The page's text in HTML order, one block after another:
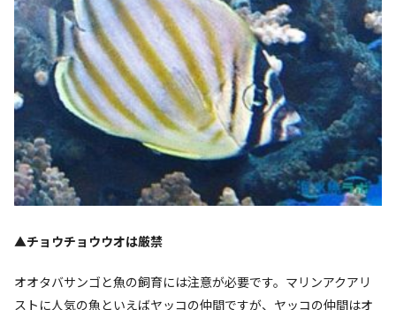
▲チョウチョウウオは厳禁
オオタバサンゴと魚の飼育には注意が必要です。マリンアクアリ
ストに人気の魚といえばヤッコの仲間ですが、ヤッコの仲間はオ